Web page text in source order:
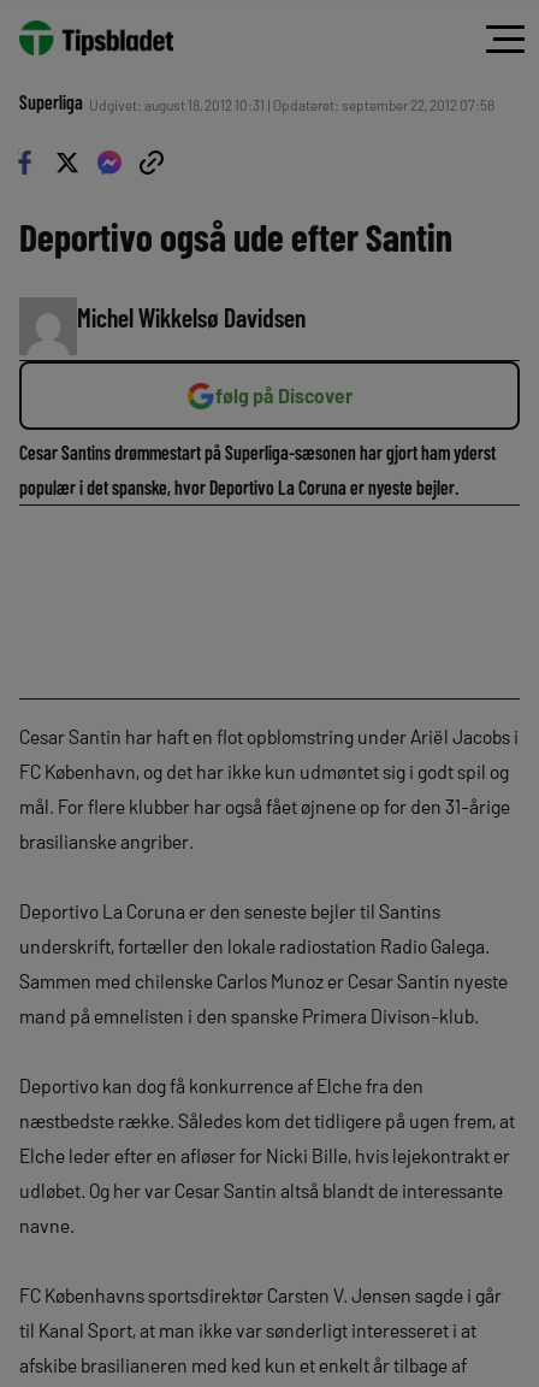
Superliga Udgivet: august 18, 2012 10:31 | Opdateret: september 22, 2012 07:58
Deportivo også ude efter Santin
Michel Wikkelsø Davidsen
følg på Discover
Cesar Santins drømmestart på Superliga-sæsonen har gjort ham yderst
populær i det spanske, hvor Deportivo La Coruna er nyeste bejler.
Cesar Santin har haft en flot opblomstring under Ariël Jacobs i
FC København, og det har ikke kun udmøntet sig i godt spil og
mål. For flere klubber har også fået øjnene op for den 31-årige
brasilianske angriber.
Deportivo La Coruna er den seneste bejler til Santins
underskrift, fortæller den lokale radiostation Radio Galega.
Sammen med chilenske Carlos Munoz er Cesar Santin nyeste
mand på emnelisten i den spanske Primera Divison-klub.
Deportivo kan dog få konkurrence af Elche fra den
næstbedste række. Således kom det tidligere på ugen frem, at
Elche leder efter en afløser for Nicki Bille, hvis lejekontrakt er
udløbet. Og her var Cesar Santin altså blandt de interessante
navne.
FC Københavns sportsdirektør Carsten V. Jensen sagde i går
til Kanal Sport, at man ikke var sønderligt interesseret i at
afskibe brasilianeren med ked kun et enkelt år tilbage af